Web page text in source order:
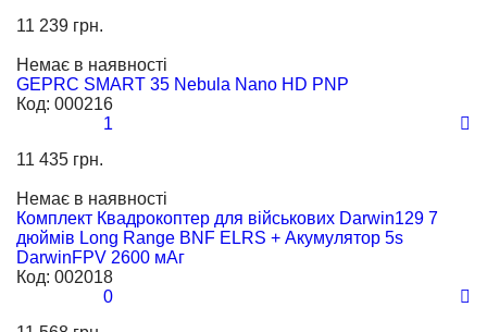
11 239 грн.
Немає в наявності
GEPRC SMART 35 Nebula Nano HD PNP
Код: 000216
1
11 435 грн.
Немає в наявності
Комплект Квадрокоптер для військових Darwin129 7
дюймів Long Range BNF ELRS + Акумулятор 5s
DarwinFPV 2600 мАг
Код: 002018
0